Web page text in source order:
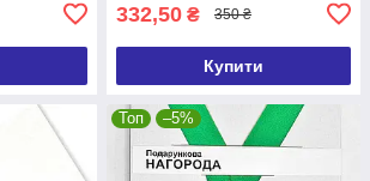
332,50 ₴ 350 ₴
Купити
Топ –5%